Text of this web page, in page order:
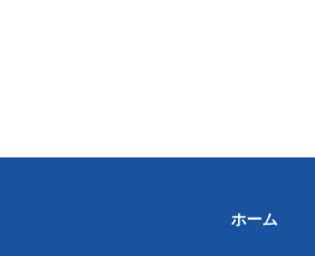
ホーム